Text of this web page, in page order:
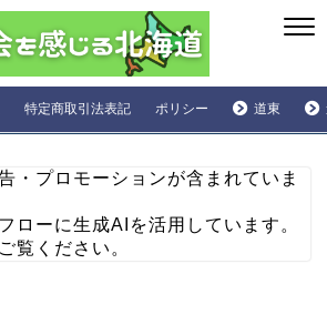
特定商取引法表記 ポリシー 道東
・プロモーションが含まれていま
ローに生成AIを活用しています。
覧ください。